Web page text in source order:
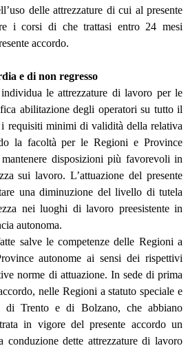
delle attrezzature di cui al presente
i corsi di che trattasi entro 24 mesi
accordo.
e di non regresso
le attrezzature di lavoro per le
abilitazione degli operatori su tutto il
requisiti minimi di validità della relativa
la facoltà per le Regioni e Province
disposizioni più favorevoli in
sui lavoro. L’attuazione del presente
una diminuzione del livello di tutela
nei luoghi di lavoro preesistente in
autonoma.
salve le competenze delle Regioni a
autonome ai sensi dei rispettivi
norme di attuazione. In sede di prima
nelle Regioni a statuto speciale e
di Trento e di Bolzano, che abbiano
in vigore del presente accordo un
conduzione dette attrezzature di lavoro